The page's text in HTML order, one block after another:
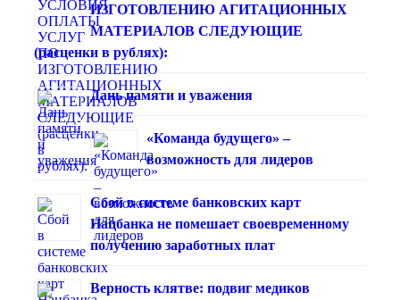
ИЗГОТОВЛЕНИЮ АГИТАЦИОННЫХ
МАТЕРИАЛОВ СЛЕДУЮЩИЕ
(расценки в рублях):
Дань памяти и уважения
«Команда будущего» –
возможность для лидеров
Сбой в системе банковских карт
Нацбанка не помешает своевременному
получению заработных плат
Верность клятве: подвиг медиков